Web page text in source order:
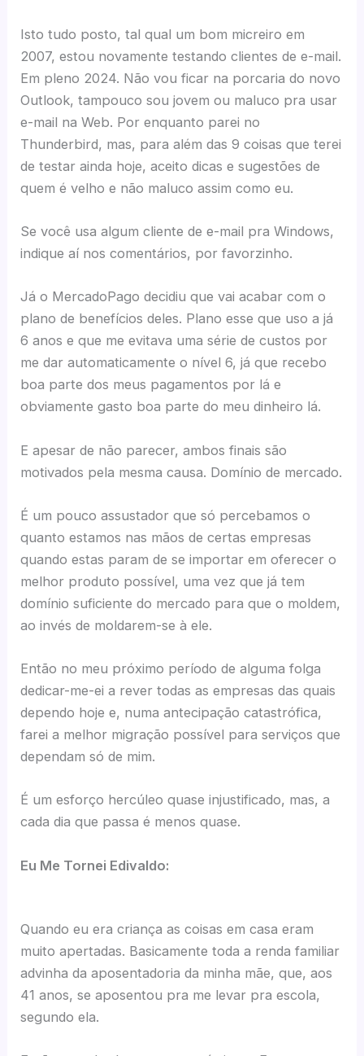
Isto tudo posto, tal qual um bom micreiro em
2007, estou novamente testando clientes de e-mail.
Em pleno 2024. Não vou ficar na porcaria do novo
Outlook, tampouco sou jovem ou maluco pra usar
e-mail na Web. Por enquanto parei no
Thunderbird, mas, para além das 9 coisas que terei
de testar ainda hoje, aceito dicas e sugestões de
quem é velho e não maluco assim como eu.
Se você usa algum cliente de e-mail pra Windows,
indique aí nos comentários, por favorzinho.
Já o MercadoPago decidiu que vai acabar com o
plano de benefícios deles. Plano esse que uso a já
6 anos e que me evitava uma série de custos por
me dar automaticamente o nível 6, já que recebo
boa parte dos meus pagamentos por lá e
obviamente gasto boa parte do meu dinheiro lá.
E apesar de não parecer, ambos finais são
motivados pela mesma causa. Domínio de mercado.
É um pouco assustador que só percebamos o
quanto estamos nas mãos de certas empresas
quando estas param de se importar em oferecer o
melhor produto possível, uma vez que já tem
domínio suficiente do mercado para que o moldem,
ao invés de moldarem-se à ele.
Então no meu próximo período de alguma folga
dedicar-me-ei a rever todas as empresas das quais
dependo hoje e, numa antecipação catastrófica,
farei a melhor migração possível para serviços que
dependam só de mim.
É um esforço hercúleo quase injustificado, mas, a
cada dia que passa é menos quase.
Eu Me Tornei Edivaldo:
Quando eu era criança as coisas em casa eram
muito apertadas. Basicamente toda a renda familiar
advinha da aposentadoria da minha mãe, que, aos
41 anos, se aposentou pra me levar pra escola,
segundo ela.